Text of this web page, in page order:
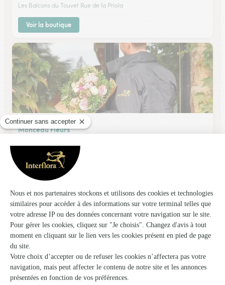
Les Balcons du Touvet Rue de la Priola
Voir la boutique
Monceau Fleurs
Drumettaz Clarafond
★4.4 (192)
168, avenue du Golf